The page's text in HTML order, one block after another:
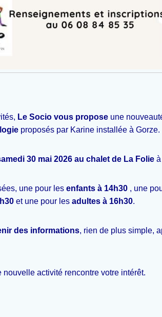
Le Socio vous propose une
proposés par Karine installée à Gorze.
30 mai 2026 au chalet de La Folie
une pour les enfants à 14h30 , une
et une pour les adultes à 16h30.
des informations, rien de plus simple,
nouvelle activité rencontre votre intérêt.